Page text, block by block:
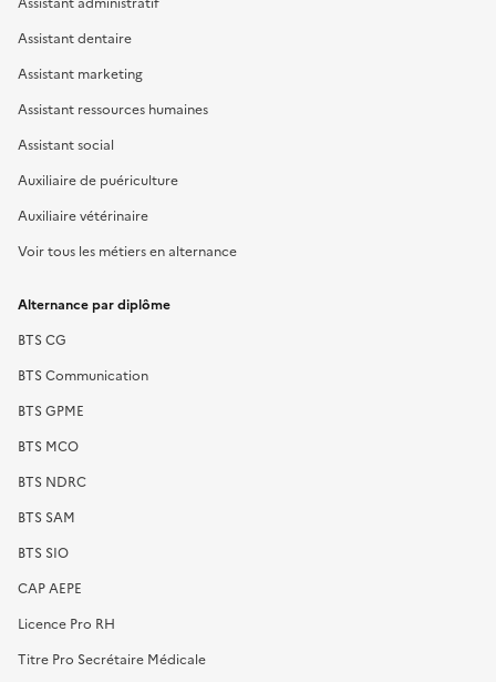
Assistant dentaire
Assistant marketing
Assistant ressources humaines
Assistant social
Auxiliaire de puériculture
Auxiliaire vétérinaire
Voir tous les métiers en alternance
Alternance par diplôme
BTS CG
BTS Communication
BTS GPME
BTS MCO
BTS NDRC
BTS SAM
BTS SIO
CAP AEPE
Licence Pro RH
Titre Pro Secrétaire Médicale